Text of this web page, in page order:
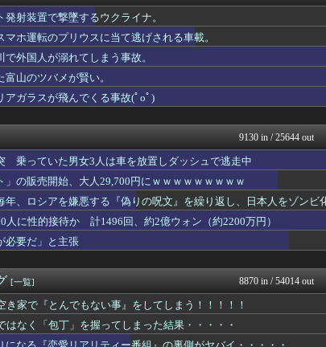
ｗｗｗｗｗｗwwww
バズッター速報
大手エージェント会社...
がーるずレポート -
いでやってもいいかもな」だとさ...
喪女リカ喪女ルカ┃
通いをはじめて数ヶ月、常連とい...
ロボ参戦で大人気ロボ作品にｗｗ
まとめCUP
理想ちゃんねる
射装置で撃墜するウクライナ。
マホ運転のプリウスに当て逃げされる車載。
外国人が溺れてしまう事故。
山のツバメが賢い。
アガラスが飛んでくる事故(ﾟoﾟ)
9130 in / 25644 out
乗っていた男女3人は車を放置しダッシュで逃走中
の販売開始、大人29,700円にｗｗｗｗｗｗｗｗｗ
年、ロシアを嫌悪する『偽りの呪文』を繰り返し、日本人をゾンビ
人に性的接待か 計1496回、約2億ウォン（約2200万円）
必要だ」と主張
[一覧] 8870 in / 54014 out
き家で『とんでもない事』をしてしまう！！！！！
はなく「包丁」を握ってしまった結果・・・・・